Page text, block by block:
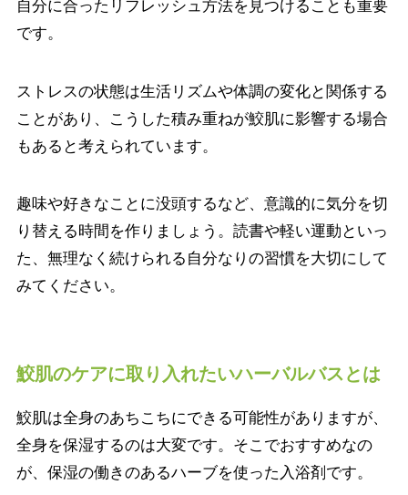
自分に合ったリフレッシュ方法を見つけることも重要
です。
ストレスの状態は生活リズムや体調の変化と関係する
ことがあり、こうした積み重ねが鮫肌に影響する場合
もあると考えられています。
趣味や好きなことに没頭するなど、意識的に気分を切
り替える時間を作りましょう。読書や軽い運動といっ
た、無理なく続けられる自分なりの習慣を大切にして
みてください。
鮫肌のケアに取り入れたいハーバルバスとは
鮫肌は全身のあちこちにできる可能性がありますが、
全身を保湿するのは大変です。そこでおすすめなの
が、保湿の働きのあるハーブを使った入浴剤です。